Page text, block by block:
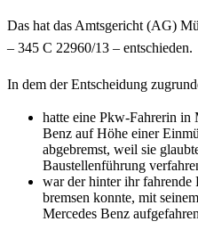
Das hat das Amtsgericht (AG)
– 345 C 22960/13 – entschieden.
In dem der Entscheidung
hatte eine Pkw-Fahrerin in
Benz auf Höhe einer
abgebremst, weil sie
Baustellenführung
war der hinter ihr fahrende
bremsen konnte, mit
Mercedes Benz